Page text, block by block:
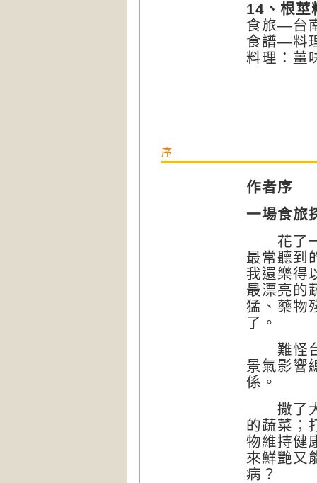
14、根莖
食旅—台
食譜—料
料理：薑
序
作者序
一場食旅
花了一
最常聽到
我還樂得
最漂亮的
猛、藥物
了。
難怪台
景氣影響
係。
撒了大
的蔬菜；
物維持健
來鮮艷又
病？